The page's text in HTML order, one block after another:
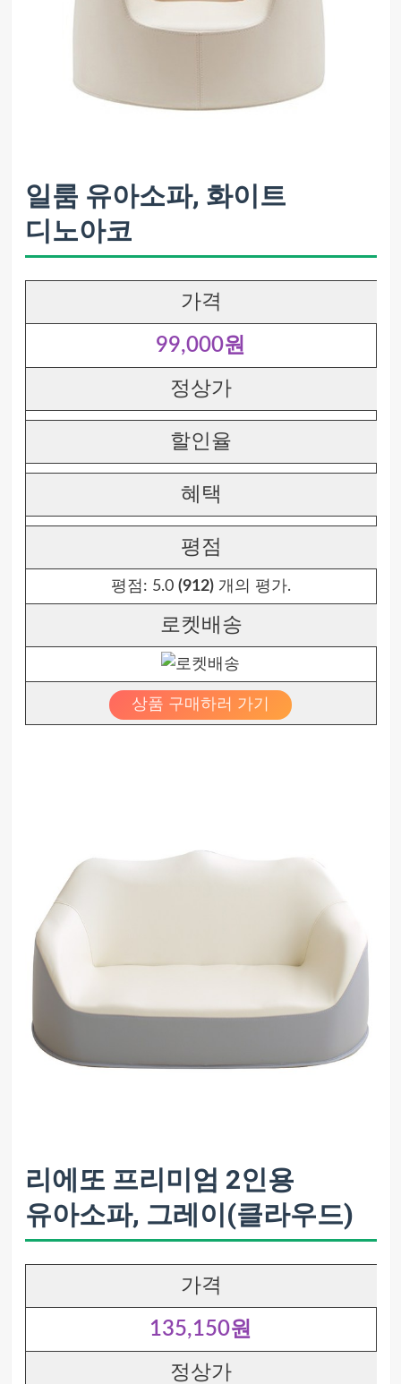
일룸 유아소파, 화이트
디노아코
가격
99,000원
정상가
할인율
혜택
평점
평점: 5.0 (912)개의 평가.
로켓배송
상품 구매하러 가기
리에또 프리미엄 2인용
유아소파, 그레이(클라우드)
가격
135,150원
정상가